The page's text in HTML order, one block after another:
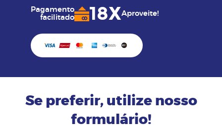
Pagamento
facilitado
18XAproveite!
Se preferir, utilize nosso
formulário!